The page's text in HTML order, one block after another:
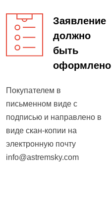
Заявление
должно
быть
оформлено
Покупателем в
письменном виде с
подписью и направлено в
виде скан-копии на
электронную почту
info@astremsky.com